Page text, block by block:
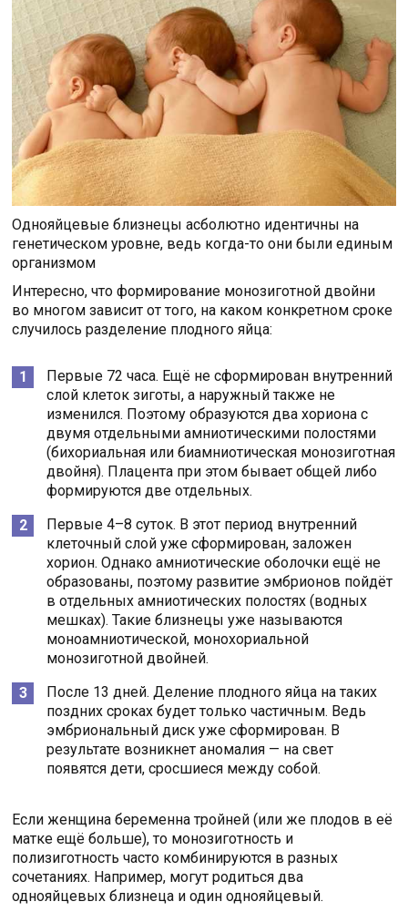
Однояйцевые близнецы асболютно идентичны на
генетическом уровне, ведь когда-то они были единым
организмом
Интересно, что формирование монозиготной двойни
во многом зависит от того, на каком конкретном сроке
случилось разделение плодного яйца:
Первые 72 часа. Ещё не сформирован внутренний
слой клеток зиготы, а наружный также не
изменился. Поэтому образуются два хориона с
двумя отдельными амниотическими полостями
(бихориальная или биамниотическая монозиготная
двойня). Плацента при этом бывает общей либо
формируются две отдельных.
Первые 4–8 суток. В этот период внутренний
клеточный слой уже сформирован, заложен
хорион. Однако амниотические оболочки ещё не
образованы, поэтому развитие эмбрионов пойдёт
в отдельных амниотических полостях (водных
мешках). Такие близнецы уже называются
моноамниотической, монохориальной
монозиготной двойней.
После 13 дней. Деление плодного яйца на таких
поздних сроках будет только частичным. Ведь
эмбриональный диск уже сформирован. В
результате возникнет аномалия — на свет
появятся дети, сросшиеся между собой.
Если женщина беременна тройней (или же плодов в её
матке ещё больше), то монозиготность и
полизиготность часто комбинируются в разных
сочетаниях. Например, могут родиться два
однояйцевых близнеца и один однояйцевый.